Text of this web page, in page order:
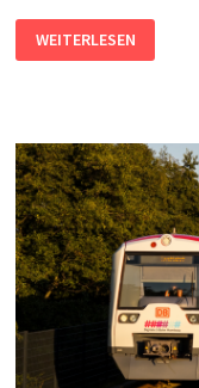
BAHNHOF
DIEBSTEICH
WEITERLESEN